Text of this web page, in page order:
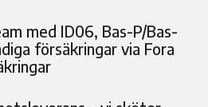
med ID06, Bas-P/Bas-
försäkringar via Fora